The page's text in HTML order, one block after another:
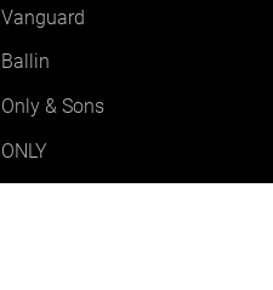
Vanguard
Ballin
Only & Sons
ONLY